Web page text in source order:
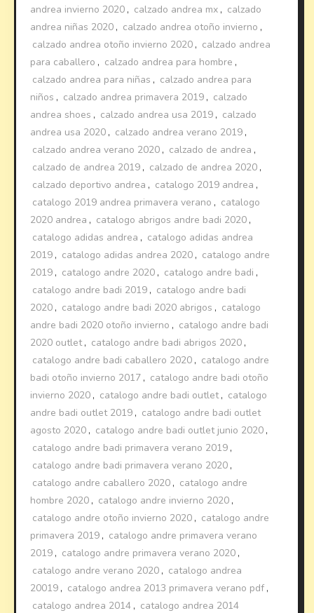
andrea invierno 2020 , calzado andrea mx , calzado
andrea niñas 2020 , calzado andrea otoño invierno ,
calzado andrea otoño invierno 2020 , calzado andrea
para caballero , calzado andrea para hombre ,
calzado andrea para niñas , calzado andrea para
niños , calzado andrea primavera 2019 , calzado
andrea shoes , calzado andrea usa 2019 , calzado
andrea usa 2020 , calzado andrea verano 2019 ,
calzado andrea verano 2020 , calzado de andrea ,
calzado de andrea 2019 , calzado de andrea 2020 ,
calzado deportivo andrea , catalogo 2019 andrea ,
catalogo 2019 andrea primavera verano , catalogo
2020 andrea , catalogo abrigos andre badi 2020 ,
catalogo adidas andrea , catalogo adidas andrea
2019 , catalogo adidas andrea 2020 , catalogo andre
2019 , catalogo andre 2020 , catalogo andre badi ,
catalogo andre badi 2019 , catalogo andre badi
2020 , catalogo andre badi 2020 abrigos , catalogo
andre badi 2020 otoño invierno , catalogo andre badi
2020 outlet, catalogo andre badi abrigos 2020 ,
catalogo andre badi caballero 2020 , catalogo andre
badi otoño invierno 2017 , catalogo andre badi otoño
invierno 2020 , catalogo andre badi outlet, catalogo
andre badi outlet 2019 , catalogo andre badi outlet
agosto 2020 , catalogo andre badi outlet junio 2020 ,
catalogo andre badi primavera verano 2019 ,
catalogo andre badi primavera verano 2020 ,
catalogo andre caballero 2020 , catalogo andre
hombre 2020 , catalogo andre invierno 2020 ,
catalogo andre otoño invierno 2020 , catalogo andre
primavera 2019 , catalogo andre primavera verano
2019 , catalogo andre primavera verano 2020 ,
catalogo andre verano 2020 , catalogo andrea
20019 , catalogo andrea 2013 primavera verano pdf ,
catalogo andrea 2014 , catalogo andrea 2014